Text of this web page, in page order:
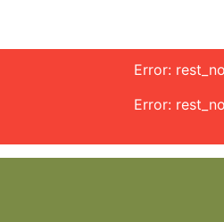
Error:
Error: